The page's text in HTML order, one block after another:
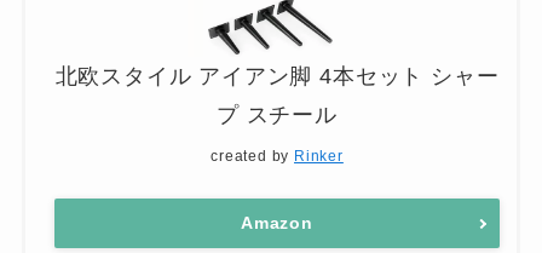
北欧スタイル アイアン脚 4本セット シャー
プ スチール
created by Rinker
Amazon